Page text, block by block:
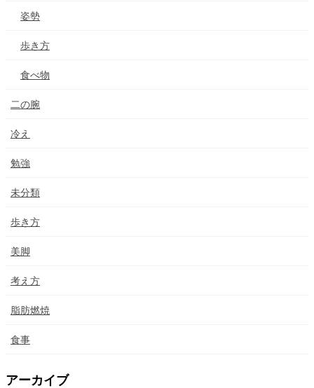
姿勢
歩き方
食べ物
二の腕
冷え
勉強
未分類
歩き方
美脚
考え方
脂肪燃焼
食事
アーカイブ